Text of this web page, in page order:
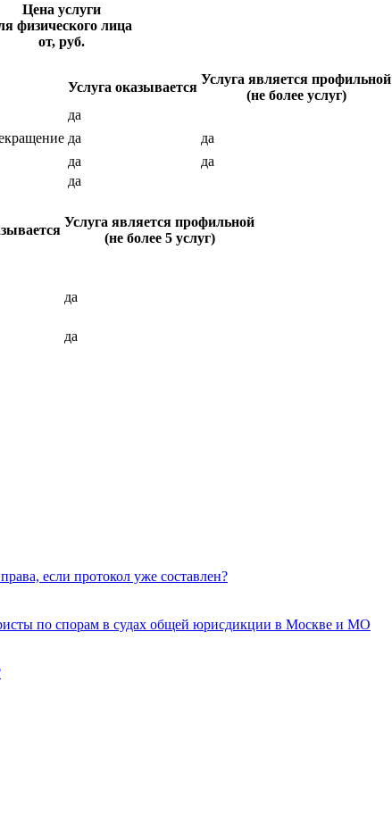
Цена услуги
физического лица
от, руб.
Услуга оказывается
Услуга является профильной
(не более услуг)
да
да
да
да
да
да
Услуга является профильной
(не более 5 услуг)
да
да
если протокол уже составлен?
по спорам в судах общей юрисдикции в Москве и МО